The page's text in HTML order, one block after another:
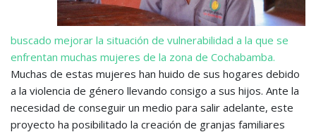
buscado mejorar la situación de vulnerabilidad a la que se
enfrentan muchas mujeres de la zona de Cochabamba.
Muchas de estas mujeres han huido de sus hogares debido
a la violencia de género llevando consigo a sus hijos. Ante la
necesidad de conseguir un medio para salir adelante, este
proyecto ha posibilitado la creación de granjas familiares